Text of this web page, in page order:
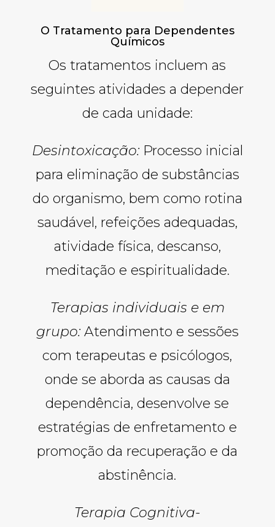
O Tratamento para Dependentes
Químicos
Os tratamentos incluem as
seguintes atividades a depender
de cada unidade:
Desintoxicação:Processo inicial
para eliminação de substâncias
do organismo, bem como rotina
saudável, refeições adequadas,
atividade física, descanso,
meditação e espiritualidade.
Terapias individuais e em
grupo:Atendimento e sessões
com terapeutas e psicólogos,
onde se aborda as causas da
dependência, desenvolve se
estratégias de enfretamento e
promoção da recuperação e da
abstinência.
Terapia Cognitiva-